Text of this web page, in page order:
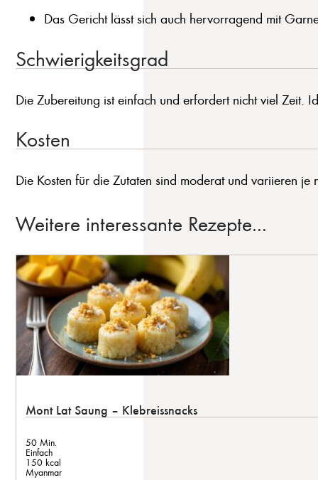
Das Gericht lässt sich auch hervorragend mit
Schwierigkeitsgrad
Die Zubereitung ist einfach und erfordert nicht viel Zeit.
Kosten
Die Kosten für die Zutaten sind moderat und variieren je
Weitere interessante Rezepte...
Mont Lat Saung – Klebreissnacks
50 Min.
Einfach
150 kcal
Myanmar